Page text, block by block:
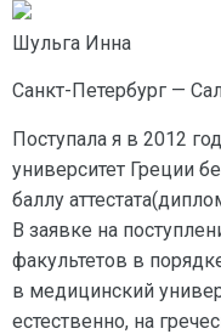
Шульга Инна
Санкт-Петербург —
Поступала я в 2012
университет Греции
баллу
В заявке на
факультетов в
в медицинский
естественно, на